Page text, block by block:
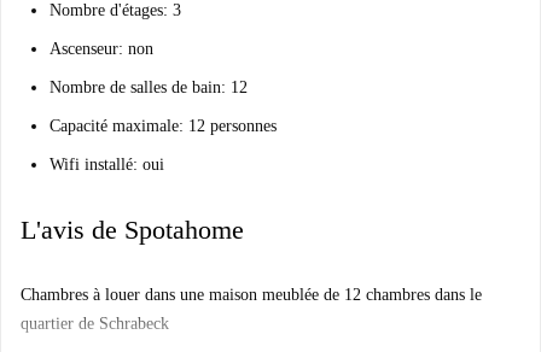
Nombre d'étages: 3
Ascenseur: non
Nombre de salles de bain: 12
Capacité maximale: 12 personnes
Wifi installé: oui
L'avis de Spotahome
Chambres à louer dans une maison meublée de 12 chambres dans le
quartier de Schrabeck